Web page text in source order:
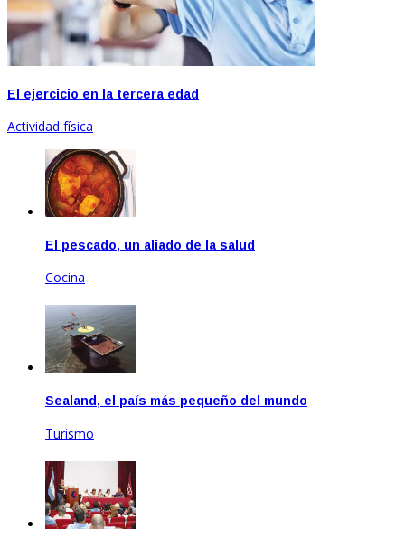
El ejercicio en la tercera edad
Actividad física
El pescado, un aliado de la salud
Cocina
Sealand, el país más pequeño del mundo
Turismo